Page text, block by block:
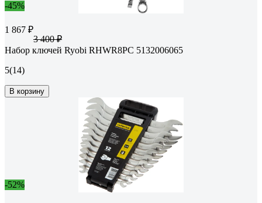
-45%
1 867 ₽
3 400 ₽
Набор ключей Ryobi RHWR8PC 5132006065
5(14)
В корзину
-52%